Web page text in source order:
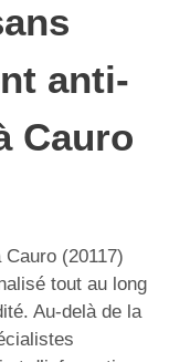
anti-
Cauro
(20117)
tout au long
Au-delà de la